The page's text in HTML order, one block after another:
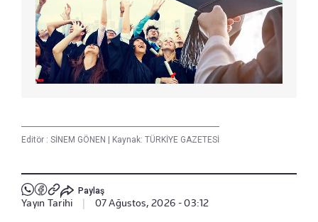
Editör : SİNEM GÖNEN Kaynak: TÜRKİYE GAZETESİ
Paylaş
Yayın Tarihi 07 Ağustos, 2026 - 03:12